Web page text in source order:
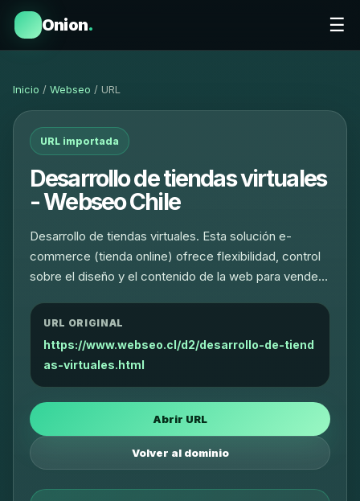
Onion. ☰
Inicio / Webseo / URL
URL importada
Desarrollo de tiendas virtuales
- Webseo Chile
Desarrollo de tiendas virtuales. Esta solución e-
commerce (tienda online) ofrece flexibilidad, control
sobre el diseño y el contenido de la web para vende…
URL ORIGINAL
https://www.webseo.cl/d2/desarrollo-de-tiend
as-virtuales.html
Abrir URL
Volver al dominio